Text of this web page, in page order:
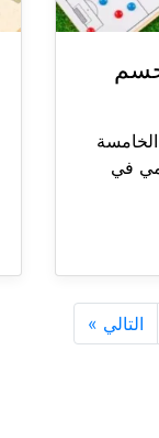
لحسم
في
التالي »